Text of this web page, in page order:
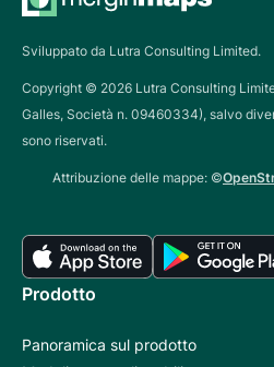
Sviluppato da Lutra Consulting Limited.
Copyright © 2026 Lutra Consulting
Galles, Società n. 09460334), salvo
sono riservati.
Attribuzione delle mappe: ©
Prodotto
Panoramica sul prodotto